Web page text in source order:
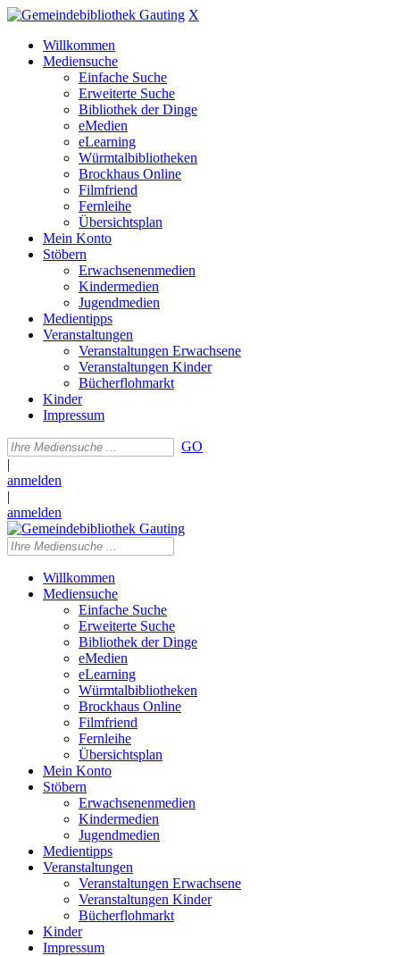
X
Willkommen
Mediensuche
Einfache Suche
Erweiterte Suche
Bibliothek der Dinge
eMedien
eLearning
Würmtalbibliotheken
Brockhaus Online
Filmfriend
Fernleihe
Übersichtsplan
Mein Konto
Stöbern
Erwachsenenmedien
Kindermedien
Jugendmedien
Medientipps
Veranstaltungen
Veranstaltungen Erwachsene
Veranstaltungen Kinder
Bücherflohmarkt
Kinder
Impressum
GO
|
anmelden
|
anmelden
Willkommen
Mediensuche
Einfache Suche
Erweiterte Suche
Bibliothek der Dinge
eMedien
eLearning
Würmtalbibliotheken
Brockhaus Online
Filmfriend
Fernleihe
Übersichtsplan
Mein Konto
Stöbern
Erwachsenenmedien
Kindermedien
Jugendmedien
Medientipps
Veranstaltungen
Veranstaltungen Erwachsene
Veranstaltungen Kinder
Bücherflohmarkt
Kinder
Impressum